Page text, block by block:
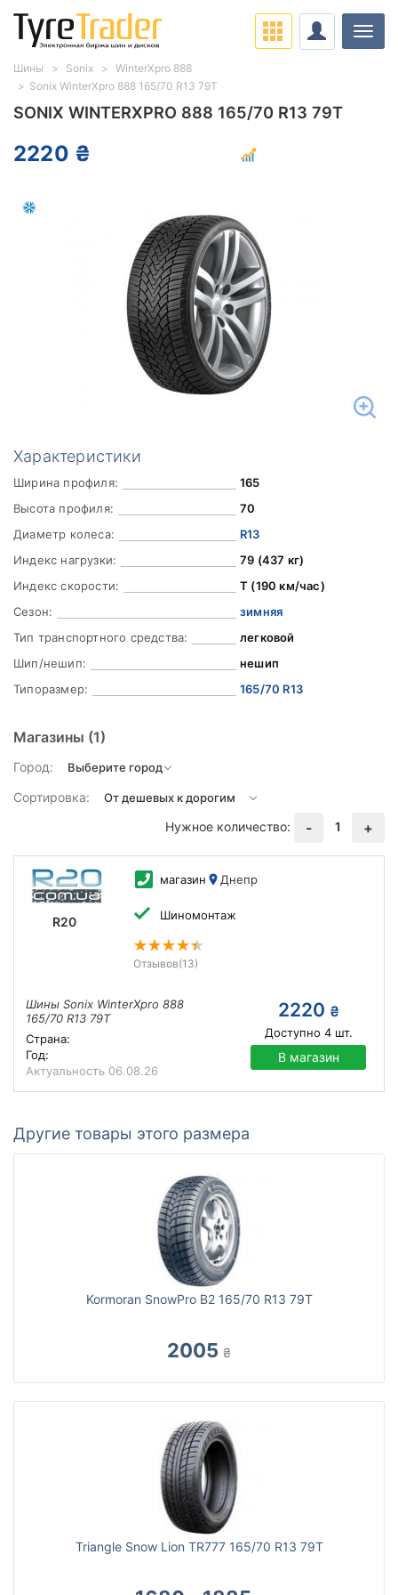
SONIX WINTERXPRO 888 165/70 R13 79T
2220 ₴
Характеристики
Ширина профиля:
165
Высота профиля:
70
Диаметр колеса:
R13
Индекс нагрузки:
79 (437 кг)
Индекс скорости:
T (190 км/час)
Сезон:
зимняя
Тип транспортного средства:
легковой
Шип/нешип:
нешип
Типоразмер:
165/70 R13
Магазины (1)
Город:
Сортировка:
Нужное количество:
- 1 +
R20
магазин Днепр
Шиномонтаж
Отзывов(13)
Шины Sonix WinterXpro 888
165/70 R13 79T
Страна:
Год:
Актуальность 06.08.26
2220 ₴
Доступно 4шт.
В магазин
Другие товары этого размера
Kormoran SnowPro B2 165/70 R13 79T
2005 ₴
Triangle Snow Lion TR777 165/70 R13 79T
Шины Sonix
WinterXpro 888
Sonix WinterXpro 888 165/70 R13 79T